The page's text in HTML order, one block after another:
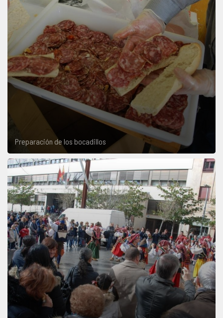
Preparación de los bocadillos